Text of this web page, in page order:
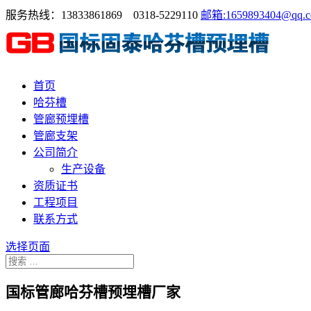
服务热线：13833861869 0318-5229110 邮箱
首页
哈芬槽
管廊预埋槽
管廊支架
公司简介
生产设备
资质证书
工程项目
联系方式
选择页面
国标管廊哈芬槽预埋槽厂家